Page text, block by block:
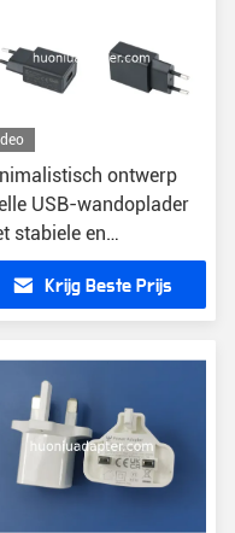
ontwerp
USB-wandoplader
stabiele en
Krijg Beste Prijs